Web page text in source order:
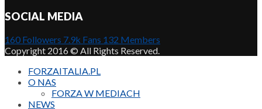
SOCIAL MEDIA
160 Followers 7.9k Fans 132 Members
Copyright 2016 © All Rights Reserved.
FORZAITALIA.PL
O NAS
FORZA W MEDIACH
NEWS